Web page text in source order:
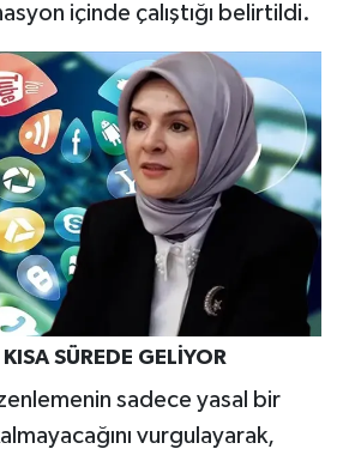
içinde çalıştığı belirtildi.
SÜREDE GELİYOR
sadece yasal bir
vurgulayarak,